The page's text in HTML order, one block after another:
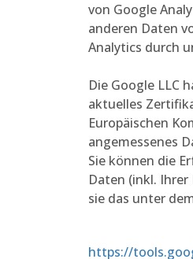
von Google
anderen Daten
Analytics durch
Die Google LLC
aktuelles
Europäischen
angemessenes
Sie können die
Daten (inkl.
sie das unter
https://